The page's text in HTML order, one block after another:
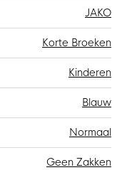
JAKO
Korte Broeken
Kinderen
Blauw
Normaal
Geen Zakken